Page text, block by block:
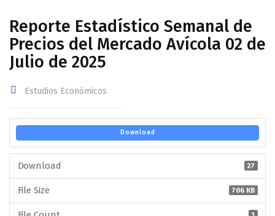
Reporte Estadístico Semanal de
Precios del Mercado Avícola 02 de
Julio de 2025
Estudios Económicos
Download
Download 27
File Size 706 KB